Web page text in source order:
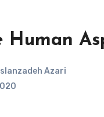
Human
Azari